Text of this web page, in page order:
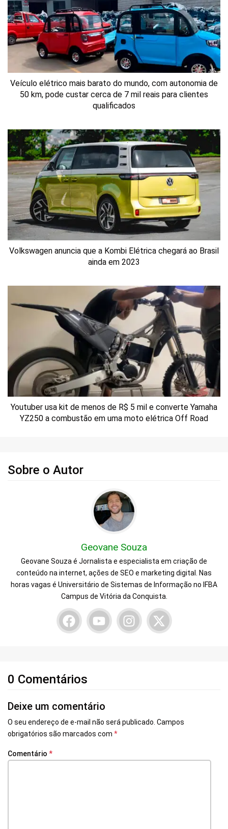
Veículo elétrico mais barato do mundo, com autonomia de
50 km, pode custar cerca de 7 mil reais para clientes
qualificados
Volkswagen anuncia que a Kombi Elétrica chegará ao Brasil
ainda em 2023
Youtuber usa kit de menos de R$ 5 mil e converte Yamaha
YZ250 a combustão em uma moto elétrica Off Road
Sobre o Autor
Geovane Souza
Geovane Souza é Jornalista e especialista em criação de
conteúdo na internet, ações de SEO e marketing digital. Nas
horas vagas é Universitário de Sistemas de Informação no IFBA
Campus de Vitória da Conquista.
0 Comentários
Deixe um comentário
O seu endereço de e-mail não será publicado. Campos
obrigatórios são marcados com *
Comentário *